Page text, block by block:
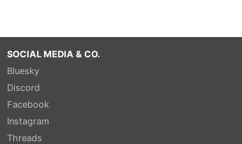
SOCIAL MEDIA & CO.
Bluesky
Discord
Facebook
Instagram
Threads